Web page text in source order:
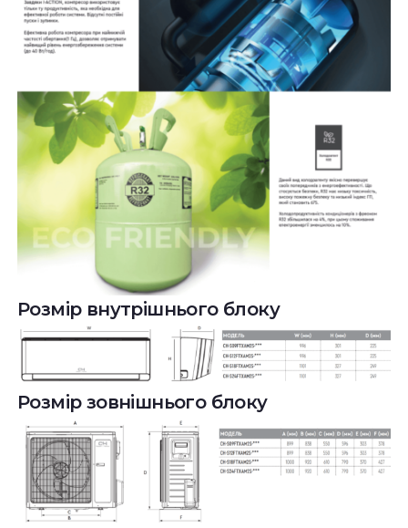
Розмір внутрішнього блоку
Розмір зовнішнього блоку